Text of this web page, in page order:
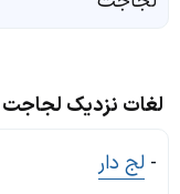
لغات نزدیک لجاجت
- لج دار